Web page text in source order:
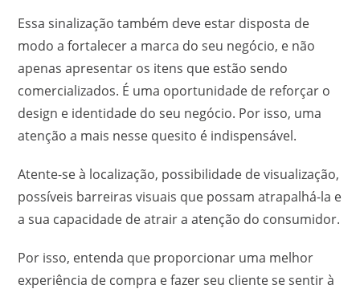
Essa sinalização também deve estar disposta de
modo a fortalecer a marca do seu negócio, e não
apenas apresentar os itens que estão sendo
comercializados. É uma oportunidade de reforçar o
design e identidade do seu negócio. Por isso, uma
atenção a mais nesse quesito é indispensável.
Atente-se à localização, possibilidade de visualização,
possíveis barreiras visuais que possam atrapalhá-la e
a sua capacidade de atrair a atenção do consumidor.
Por isso, entenda que proporcionar uma melhor
experiência de compra e fazer seu cliente se sentir à